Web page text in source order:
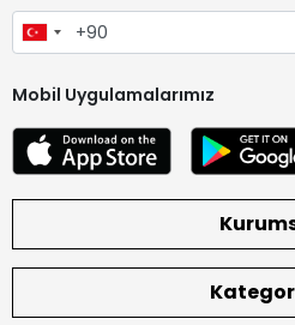
Mobil Uygulamalarımız